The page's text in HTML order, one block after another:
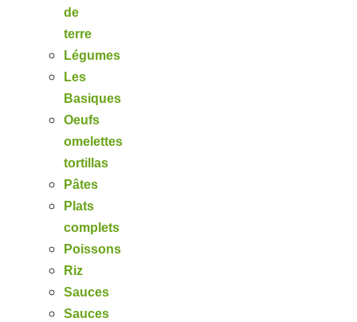
de
terre
Légumes
Les
Basiques
Oeufs
omelettes
tortillas
Pâtes
Plats
complets
Poissons
Riz
Sauces
Sauces